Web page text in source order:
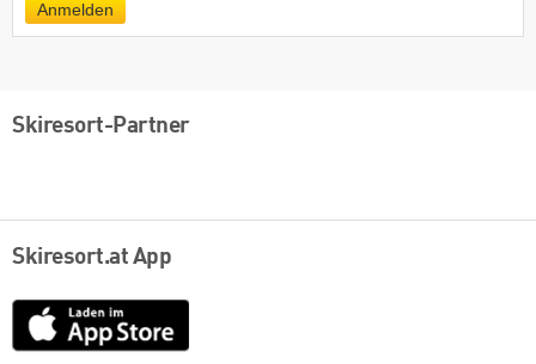
Anmelden
Skiresort-Partner
Skiresort.at App
App
Store